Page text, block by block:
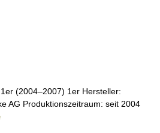
(2004–2007) 1er Hersteller:
AG Produktionszeitraum: seit 2004